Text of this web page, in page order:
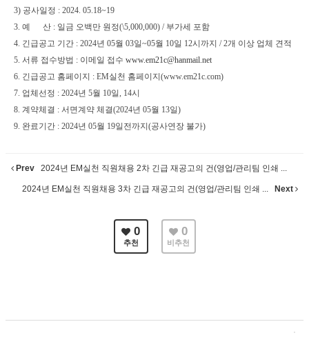
3) 공사일정 : 2024. 05.18~19
3. 예 산 : 일금 오백만 원정(\5,000,000) / 부가세 포함
4. 긴급공고 기간 : 2024년 05월 03일~05월 10일 12시까지 / 2개 이상 업체 견적
5. 서류 접수방법 : 이메일 접수 www.em21c@hanmail.net
6. 긴급공고 홈페이지 : EM실천 홈페이지 (www.em21c.com)
7. 업체선정 : 2024년 5월 10일, 14시
8. 계약체결 : 서면계약 체결(2024년 05월 13일)
9. 완료기간 : 2024년 05월 19일전까지 (공사연장 불가)
Prev 2024년 EM실천 직원채용 2차 긴급 재공고의 건(영업/관리팀 인쇄 ...
2024년 EM실천 직원채용 3차 긴급 재공고의 건(영업/관리팀 인쇄 ... Next
0
추천
0
비추천